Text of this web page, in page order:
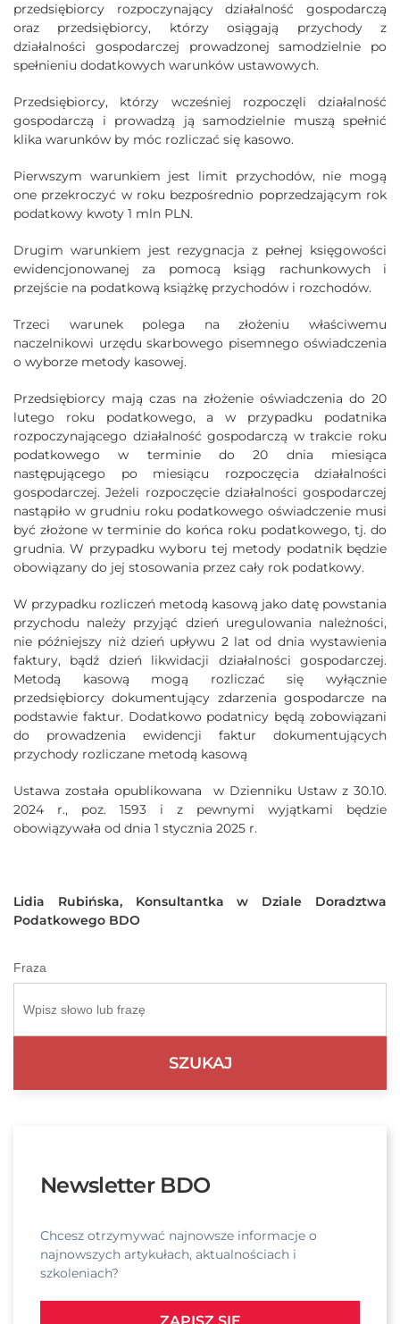
przedsiębiorcy rozpoczynający działalność gospodarczą
oraz przedsiębiorcy, którzy osiągają przychody z
działalności gospodarczej prowadzonej samodzielnie po
spełnieniu dodatkowych warunków ustawowych.
Przedsiębiorcy, którzy wcześniej rozpoczęli działalność
gospodarczą i prowadzą ją samodzielnie muszą spełnić
klika warunków by móc rozliczać się kasowo.
Pierwszym warunkiem jest limit przychodów, nie mogą
one przekroczyć w roku bezpośrednio poprzedzającym rok
podatkowy kwoty 1 mln PLN.
Drugim warunkiem jest rezygnacja z pełnej księgowości
ewidencjonowanej za pomocą ksiąg rachunkowych i
przejście na podatkową książkę przychodów i rozchodów.
Trzeci warunek polega na złożeniu właściwemu
naczelnikowi urzędu skarbowego pisemnego oświadczenia
o wyborze metody kasowej.
Przedsiębiorcy mają czas na złożenie oświadczenia do 20
lutego roku podatkowego, a w przypadku podatnika
rozpoczynającego działalność gospodarczą w trakcie roku
podatkowego w terminie do 20 dnia miesiąca
następującego po miesiącu rozpoczęcia działalności
gospodarczej. Jeżeli rozpoczęcie działalności gospodarczej
nastąpiło w grudniu roku podatkowego oświadczenie musi
być złożone w terminie do końca roku podatkowego, tj. do
grudnia. W przypadku wyboru tej metody podatnik będzie
obowiązany do jej stosowania przez cały rok podatkowy.
W przypadku rozliczeń metodą kasową jako datę powstania
przychodu należy przyjąć dzień uregulowania należności,
nie późniejszy niż dzień upływu 2 lat od dnia wystawienia
faktury, bądź dzień likwidacji działalności gospodarczej.
Metodą kasową mogą rozliczać się wyłącznie
przedsiębiorcy dokumentujący zdarzenia gospodarcze na
podstawie faktur. Dodatkowo podatnicy będą zobowiązani
do prowadzenia ewidencji faktur dokumentujących
przychody rozliczane metodą kasową
Ustawa została opublikowana
w Dzienniku Ustaw z 30.10.
2024 r., poz. 1593 i z pewnymi wyjątkami będzie
obowiązywała od dnia 1 stycznia 2025 r.
Lidia Rubińska, Konsultantka w Dziale Doradztwa
Podatkowego BDO
Fraza
Newsletter BDO
Chcesz otrzymywać najnowsze informacje o
najnowszych artykułach, aktualnościach i
szkoleniach?